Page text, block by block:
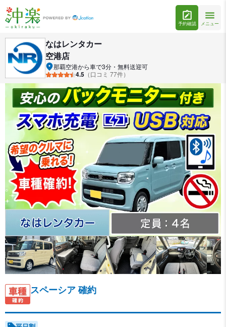
予約確認 メニュー
なはレンタカー
空港店
那覇空港から車で3分・無料送迎可
4.5 （口コミ 77件）
スペーシア 確約